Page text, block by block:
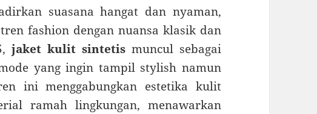
suasana hangat dan nyaman,
fashion dengan nuansa klasik dan
jaket kulit sintetismuncul sebagai
yang ingin tampil stylish namun
ini menggabungkan estetika kulit
ramah lingkungan, menawarkan